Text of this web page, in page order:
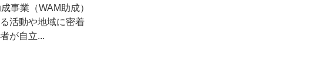
事業（WAM助成）
活動や地域に密着
が自立...